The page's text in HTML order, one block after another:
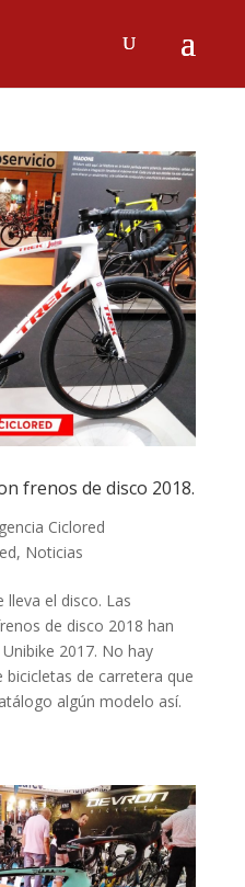
frenos de disco 2018.
Ciclored
, Noticias
el disco. Las
de disco 2018 han
2017. No hay
de carretera que
algún modelo así.